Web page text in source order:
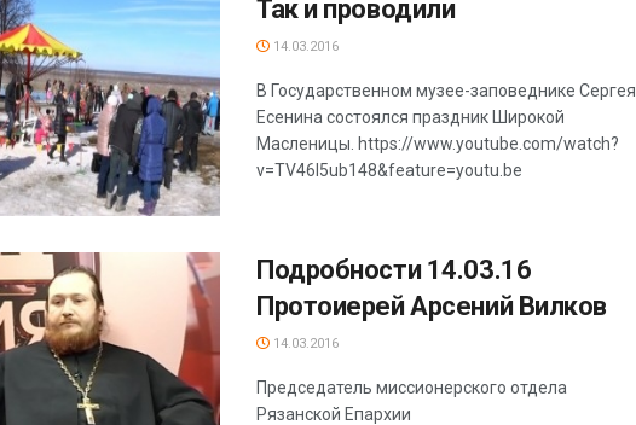
Так и проводили
14.03.2016
В Государственном музее-заповеднике Сергея
Есенина состоялся праздник Широкой
Масленицы. https://www.youtube.com/watch?
v=TV46I5ub148&feature=youtu.be
Подробности 14.03.16
Протоиерей Арсений Вилков
14.03.2016
Председатель миссионерского отдела
Рязанской Епархии